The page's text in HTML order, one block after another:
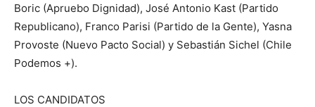
Boric (Apruebo Dignidad), José Antonio Kast (Partido
Republicano), Franco Parisi (Partido de la Gente), Yasna
Provoste (Nuevo Pacto Social) y Sebastián Sichel (Chile
Podemos +).
LOS CANDIDATOS